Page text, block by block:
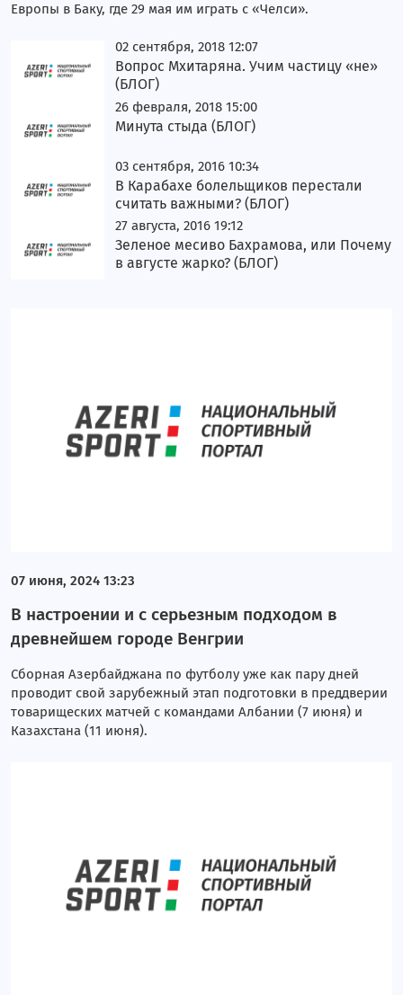
Европы в Баку, где 29 мая им играть с «Челси».
02 сентября, 2018 12:07
Вопрос Мхитаряна. Учим частицу «не»
(БЛОГ)
26 февраля, 2018 15:00
Минута стыда (БЛОГ)
03 сентября, 2016 10:34
В Карабахе болельщиков перестали
считать важными? (БЛОГ)
27 августа, 2016 19:12
Зеленое месиво Бахрамова, или Почему
в августе жарко? (БЛОГ)
07 июня, 2024 13:23
В настроении и с серьезным подходом в
древнейшем городе Венгрии
Сборная Азербайджана по футболу уже как пару дней
проводит свой зарубежный этап подготовки в преддверии
товарищеских матчей с командами Албании (7 июня) и
Казахстана (11 июня).